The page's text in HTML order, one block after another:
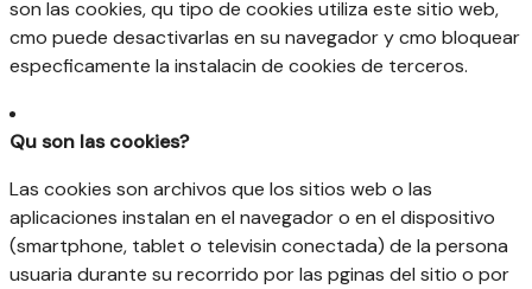
son las cookies, qu tipo de cookies utiliza este sitio web,
cmo puede desactivarlas en su navegador y cmo bloquear
especficamente la instalacin de cookies de terceros.
Qu son las cookies?
Las cookies son archivos que los sitios web o las
aplicaciones instalan en el navegador o en el dispositivo
(smartphone, tablet o televisin conectada) de la persona
usuaria durante su recorrido por las pginas del sitio o por